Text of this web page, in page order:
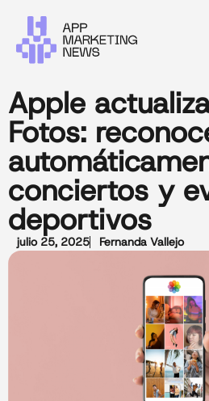
Apple
Fotos:
conciertos y
deportivos
julio 25, 2025 Fernanda Vallejo